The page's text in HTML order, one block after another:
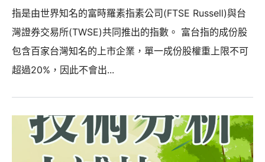
指是由世界知名的富時羅素指素公司(FTSE Russell)與台
灣證券交易所(TWSE)共同推出的指數。 富台指的成份股
包含百家台灣知名的上市企業，單一成份股權重上限不可
超過20%，因此不會出...